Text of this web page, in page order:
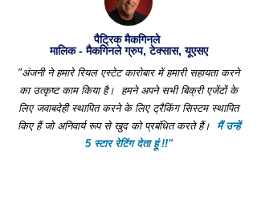
पैट्रिक मैकगिनले
मालिक - मैकगिनले ग्रुप, टेक्सास, यूएसए
"अंजनी ने हमारे रियल एस्टेट कारोबार में हमारी सहायता करने
का उत्कृष्ट काम किया है।
हमने अपने सभी बिक्री एजेंटों के
लिए जवाबदेही स्थापित करने के लिए ट्रैकिंग सिस्टम स्थापित
किए हैं जो अनिवार्य रूप से खुद को प्रबंधित करते हैं।
मैं उन्हें
5 स्टार रेटिंग देता हूं !!"